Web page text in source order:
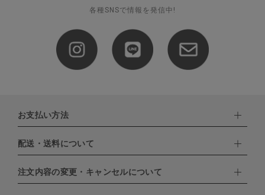
各種SNSで情報を発信中!
お支払い方法
下記お支払い方法よりお選びいただけます。
・クレジットカード（VISA,mastercard,JCB,AMERICAN
EXPRESS,Diners Club）
配送・送料について
配達業者：日本郵便
注文内容の変更・キャンセルについて